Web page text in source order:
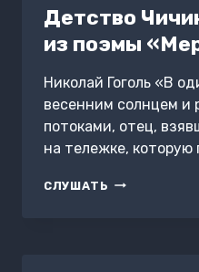
ВОЙНЕ
Детство
из поэмы
Николай Гоголь «В
весенним солнцем и
потоками, отец,
на тележке,
СЛУШАТЬ ДЕТСТВО